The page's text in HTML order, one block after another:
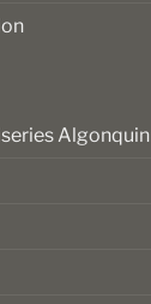
Algonquin